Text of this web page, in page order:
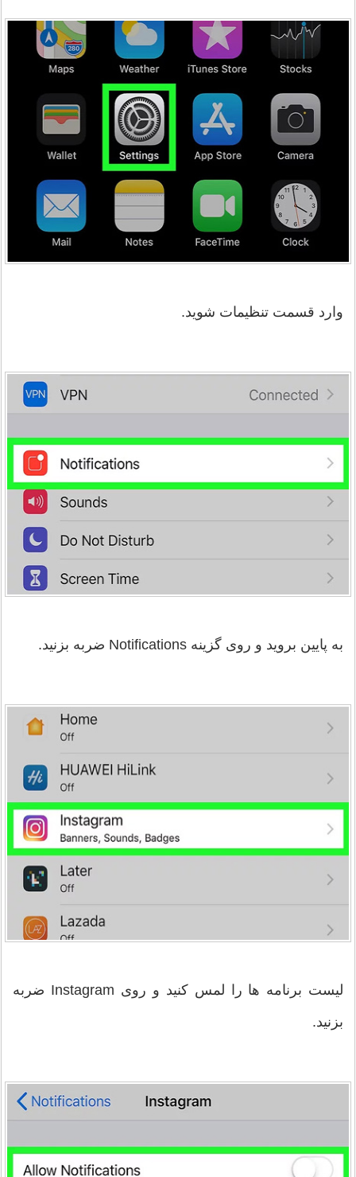
وارد قسمت تنظیمات شوید.
به پایین بروید و روی گزینه Notifications ضربه بزنید.
لیست برنامه ها را لمس کنید و روی Instagram ضربه
بزنید.